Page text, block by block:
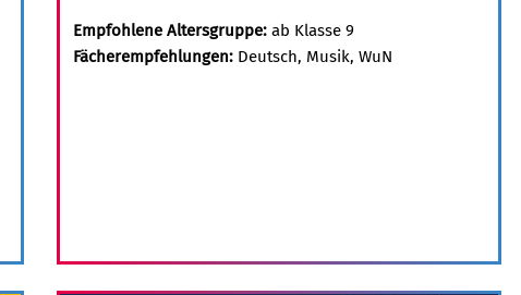
Empfohlene Altersgruppe: ab Klasse 9
Fächerempfehlungen: Deutsch, Musik, WuN